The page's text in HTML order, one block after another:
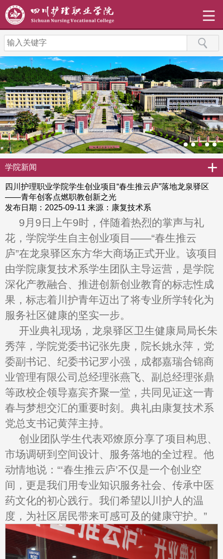
学院新闻 +
四川护理职业学院学生创业项目“春生推云庐”落地龙泉驿区
——青年创客点燃职教创新之光
发布日期：2025-09-11 来源：康复技术系
9月9日上午9时，伴随着热烈的掌声与礼
花，学院学生自主创业项目——“春生推云
庐”在龙泉驿区东方华大商场正式开业。该项目
由学院康复技术系学生团队主导运营，是学院
深化产教融合、推进创新创业教育的标志性成
果，标志着川护青年迈出了将专业所学转化为
服务社区健康的坚实一步。
开业典礼现场，龙泉驿区卫生健康局局长朱
秀萍，学院党委书记张先庚，院长姚永萍，党
委副书记、纪委书记罗小强，成都嘉瑞合锦商
业管理有限公司总经理张燕飞、副总经理张鼎
等政校企领导嘉宾齐聚一堂，共同见证这一青
春与梦想交汇的重要时刻。典礼由康复技术系
党总支书记黄萍主持。
创业团队学生代表邓燎原分享了项目构思、
市场调研到空间设计、服务落地的全过程。他
动情地说：“‘春生推云庐’不仅是一个创业空
间，更是我们用专业知识服务社会、传承中医
药文化的初心践行。我们希望以川护人的温
度，为社区居民带来可感可及的健康守护。”